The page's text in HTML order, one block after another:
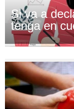
Si va a
tenga en